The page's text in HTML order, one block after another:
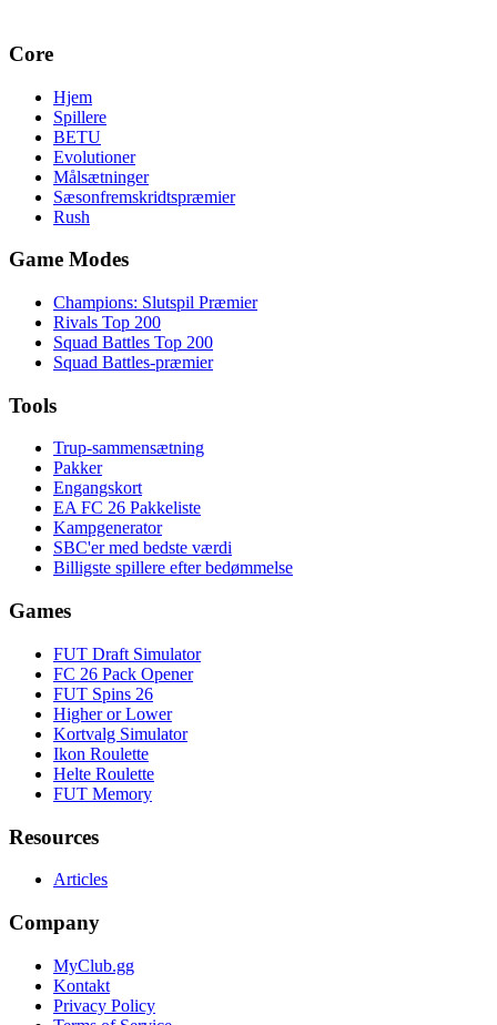
Core
Hjem
Spillere
BETU
Evolutioner
Målsætninger
Sæsonfremskridtspræmier
Rush
Game Modes
Champions: Slutspil Præmier
Rivals Top 200
Squad Battles Top 200
Squad Battles-præmier
Tools
Trup-sammensætning
Pakker
Engangskort
EA FC 26 Pakkeliste
Kampgenerator
SBC'er med bedste værdi
Billigste spillere efter bedømmelse
Games
FUT Draft Simulator
FC 26 Pack Opener
FUT Spins 26
Higher or Lower
Kortvalg Simulator
Ikon Roulette
Helte Roulette
FUT Memory
Resources
Articles
Company
MyClub.gg
Kontakt
Privacy Policy